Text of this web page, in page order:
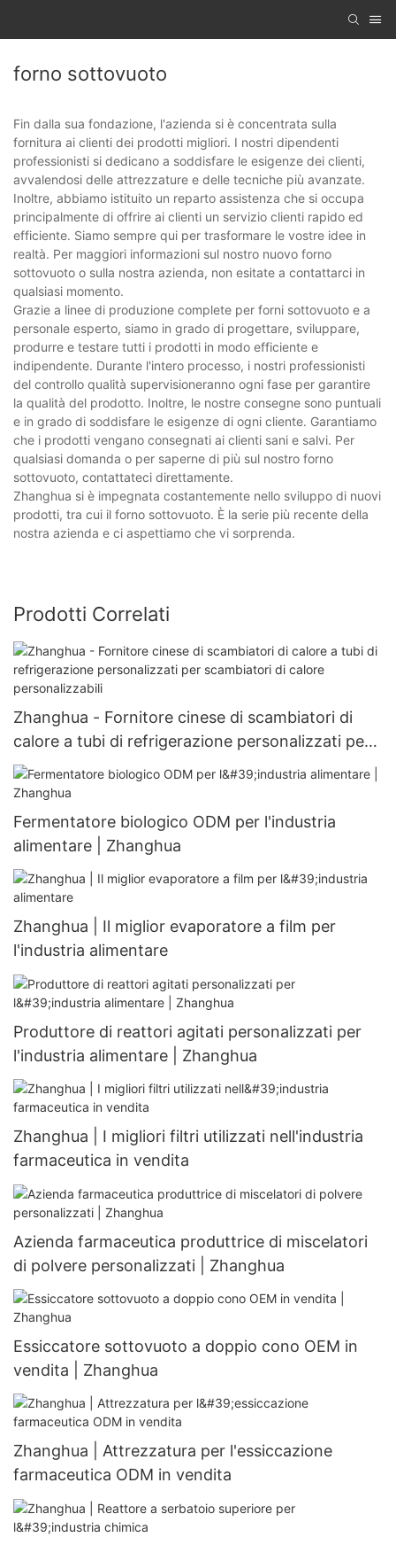
forno sottovuoto
Fin dalla sua fondazione, l'azienda si è concentrata sulla
fornitura ai clienti dei prodotti migliori. I nostri dipendenti
professionisti si dedicano a soddisfare le esigenze dei clienti,
avvalendosi delle attrezzature e delle tecniche più avanzate.
Inoltre, abbiamo istituito un reparto assistenza che si occupa
principalmente di offrire ai clienti un servizio clienti rapido ed
efficiente. Siamo sempre qui per trasformare le vostre idee in
realtà. Per maggiori informazioni sul nostro nuovo forno
sottovuoto o sulla nostra azienda, non esitate a contattarci in
qualsiasi momento.
Grazie a linee di produzione complete per forni sottovuoto e a
personale esperto, siamo in grado di progettare, sviluppare,
produrre e testare tutti i prodotti in modo efficiente e
indipendente. Durante l'intero processo, i nostri professionisti
del controllo qualità supervisioneranno ogni fase per garantire
la qualità del prodotto. Inoltre, le nostre consegne sono puntuali
e in grado di soddisfare le esigenze di ogni cliente. Garantiamo
che i prodotti vengano consegnati ai clienti sani e salvi. Per
qualsiasi domanda o per saperne di più sul nostro forno
sottovuoto, contattateci direttamente.
Zhanghua si è impegnata costantemente nello sviluppo di nuovi
prodotti, tra cui il forno sottovuoto. È la serie più recente della
nostra azienda e ci aspettiamo che vi sorprenda.
Prodotti Correlati
Zhanghua - Fornitore cinese di scambiatori di
calore a tubi di refrigerazione personalizzati per
scambiatori di calore personalizzabili
Fermentatore biologico ODM per l'industria
alimentare | Zhanghua
Zhanghua | Il miglior evaporatore a film per
l'industria alimentare
Produttore di reattori agitati personalizzati per
l'industria alimentare | Zhanghua
Zhanghua | I migliori filtri utilizzati nell'industria
farmaceutica in vendita
Azienda farmaceutica produttrice di miscelatori
di polvere personalizzati | Zhanghua
Essiccatore sottovuoto a doppio cono OEM in
vendita | Zhanghua
Zhanghua | Attrezzatura per l'essiccazione
farmaceutica ODM in vendita